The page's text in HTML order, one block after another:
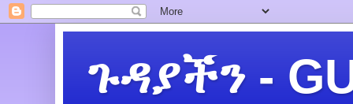
ጉዳያችን -